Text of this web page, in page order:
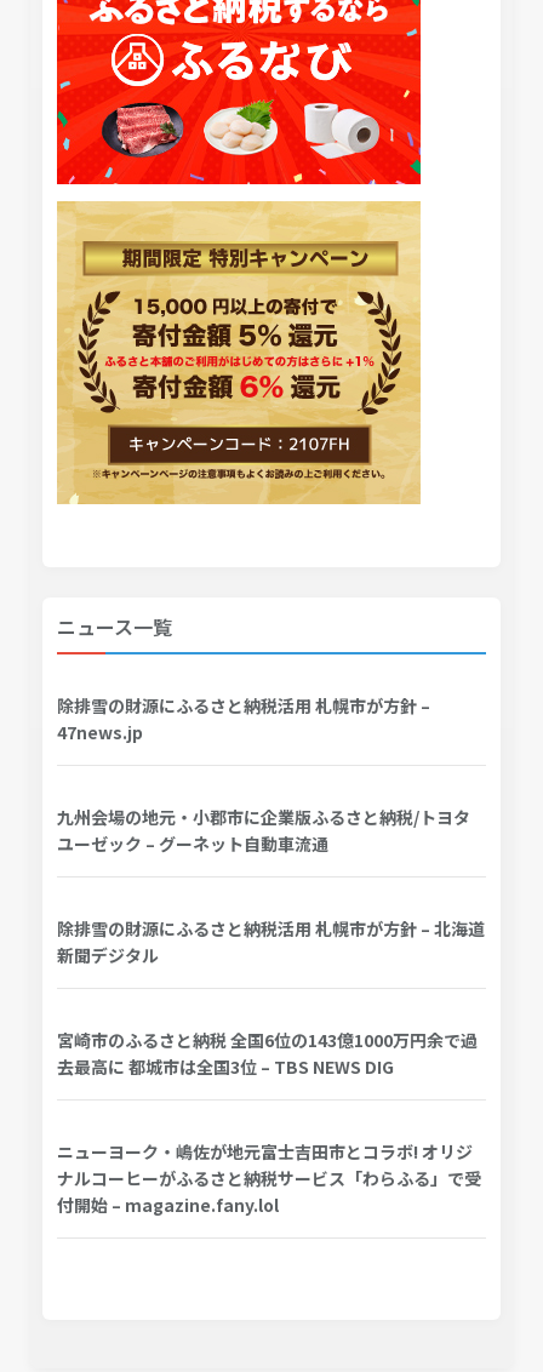
ニュース一覧
除排雪の財源にふるさと納税活用 札幌市が方針 –
47news.jp
九州会場の地元・小郡市に企業版ふるさと納税/トヨタ
ユーゼック – グーネット自動車流通
除排雪の財源にふるさと納税活用 札幌市が方針 – 北海道
新聞デジタル
宮崎市のふるさと納税 全国6位の143億1000万円余で過
去最高に 都城市は全国3位 – TBS NEWS DIG
ニューヨーク・嶋佐が地元富士吉田市とコラボ! オリジ
ナルコーヒーがふるさと納税サービス「わらふる」で受
付開始 – magazine.fany.lol